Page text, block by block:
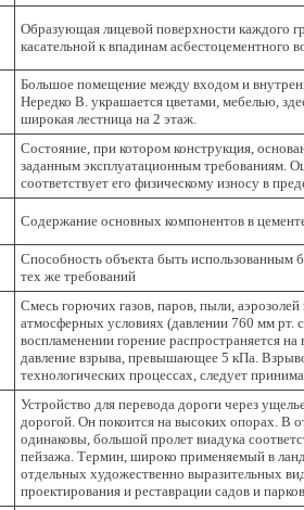
Образующая лицевой поверхности каждого
касательной к впадинам асбестоцементного
Большое помещение между входом и
Нередко В. украшается цветами, мебелью,
широкая лестница на 2 этаж.
Состояние, при котором конструкция,
заданным эксплуатационным требованиям.
соответствует его физическому износу в
Содержание основных компонентов в
Способность объекта быть использованным
тех же требований
Смесь горючих газов, паров, пыли,
атмосферных условиях (давлении 760 мм рт.
воспламенении горение распространяется
давление взрыва, превышающее 5 кПа.
технологических процессах, следует
Устройство для перевода дороги через
дорогой. Он покоится на высоких опорах. В
одинаковы, большой пролет виадука
пейзажа. Термин, широко применяемый в
отдельных художественно выразительных
проектирования и реставрации садов и парков.